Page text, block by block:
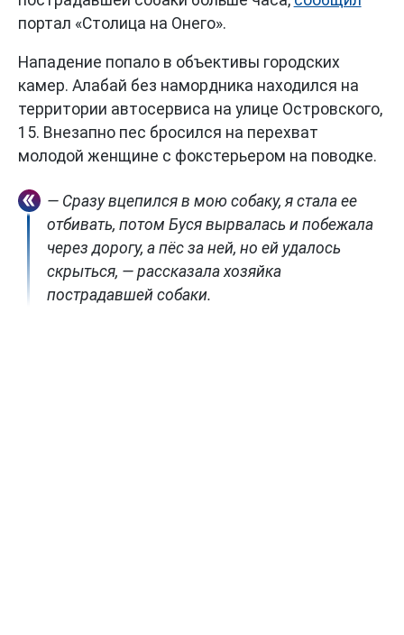
портал «Столица на Онего».
Нападение попало в объективы городских
камер. Алабай без намордника находился на
территории автосервиса на улице Островского,
15. Внезапно пес бросился на перехват
молодой женщине с фокстерьером на поводке.
— Сразу вцепился в мою собаку, я стала ее
отбивать, потом Буся вырвалась и побежала
через дорогу, а пёс за ней, но ей удалось
скрыться, — рассказала хозяйка
пострадавшей собаки.